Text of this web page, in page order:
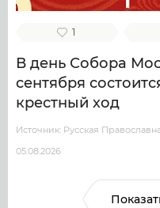
1
В день Собора
сентября
крестный ход
Источник: Русская
05.08.2026